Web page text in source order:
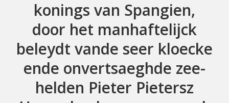
konings van Spangien,
door het manhaftelijck
beleydt vande seer kloecke
ende onvertsaeghde zee-
helden Pieter Pietersz